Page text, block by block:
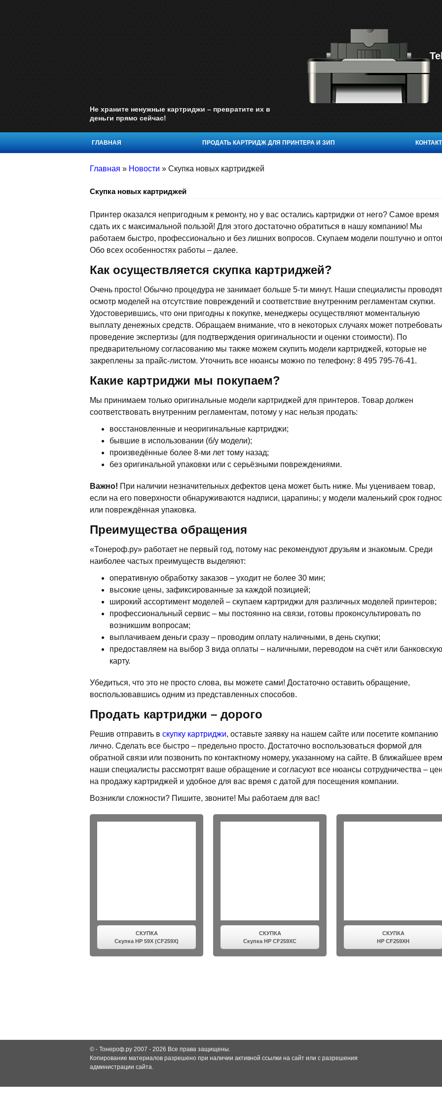
Не храните ненужные картриджи – превратите их в
деньги прямо сейчас!
ГЛАВНАЯ ПРОДАТЬ КАРТРИДЖ ДЛЯ ПРИНТЕРА И ЗИП
Главная » Новости » Скупка новых картриджей
Скупка новых картриджей
Принтер оказался непригодным к ремонту, но у вас остались картриджи от него? Самое время
сдать их с максимальной пользой! Для этого достаточно обратиться в нашу компанию! Мы
работаем быстро, профессионально и без лишних вопросов. Скупаем модели поштучно и
Обо всех особенностях работы – далее.
Как осуществляется скупка картриджей?
Очень просто! Обычно процедура не занимает больше 5-ти минут. Наши специалисты проводят
осмотр моделей на отсутствие повреждений и соответствие внутренним регламентам скупки.
Удостоверившись, что они пригодны к покупке, менеджеры осуществляют моментальную
выплату денежных средств. Обращаем внимание, что в некоторых случаях может
проведение экспертизы (для подтверждения оригинальности и оценки стоимости). По
предварительному согласованию мы также можем скупить модели картриджей, которые не
закреплены за прайс-листом. Уточнить все нюансы можно по телефону: 8 495 795-76-41.
Какие картриджи мы покупаем?
Мы принимаем только оригинальные модели картриджей для принтеров. Товар должен
соответствовать внутренним регламентам, потому у нас нельзя продать:
восстановленные и неоригинальные картриджи;
бывшие в использовании (б/у модели);
произведённые более 8-ми лет тому назад;
без оригинальной упаковки или с серьёзными повреждениями.
Важно! При наличии незначительных дефектов цена может быть ниже. Мы уцениваем товар,
если на его поверхности обнаруживаются надписи, царапины; у модели маленький срок
или повреждённая упаковка.
Преимущества обращения
«Тонероф.ру» работает не первый год, потому нас рекомендуют друзьям и знакомым. Среди
наиболее частых преимуществ выделяют:
оперативную обработку заказов – уходит не более 30 мин;
высокие цены, зафиксированные за каждой позицией;
широкий ассортимент моделей – скупаем картриджи для различных моделей принтеров;
профессиональный сервис – мы постоянно на связи, готовы проконсультировать по
возникшим вопросам;
выплачиваем деньги сразу – проводим оплату наличными, в день скупки;
предоставляем на выбор 3 вида оплаты – наличными, переводом на счёт или банковскую
карту.
Убедиться, что это не просто слова, вы можете сами! Достаточно оставить обращение,
воспользовавшись одним из представленных способов.
Продать картриджи – дорого
Решив отправить в скупку картриджи, оставьте заявку на нашем сайте или посетите компанию
лично. Сделать все быстро – предельно просто. Достаточно воспользоваться формой для
обратной связи или позвонить по контактному номеру, указанному на сайте. В ближайшее
наши специалисты рассмотрят ваше обращение и согласуют все нюансы сотрудничества –
на продажу картриджей и удобное для вас время с датой для посещения компании.
Возникли сложности? Пишите, звоните! Мы работаем для вас!
СКУПКА
Скупка HP 59X (CF259X)
СКУПКА
Скупка HP CF259XC
СКУПКА
HP CF259XH
© - Тонероф.ру 2007 - 2026 Все права защищены.
Копирование материалов разрешено при наличии активной ссылки на сайт или с разрешения
администрации сайта.